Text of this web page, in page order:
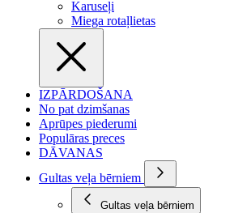
Karuseļi
Miega rotaļlietas
IZPĀRDOŠANA
No pat dzimšanas
Aprūpes piederumi
Populāras preces
DĀVANAS
Gultas veļa bērniem
Gultas veļa bērniem